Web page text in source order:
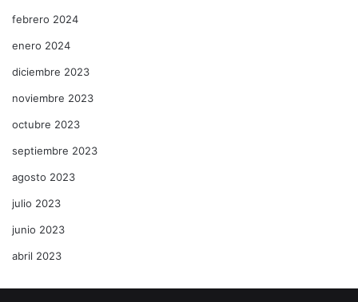
febrero 2024
enero 2024
diciembre 2023
noviembre 2023
octubre 2023
septiembre 2023
agosto 2023
julio 2023
junio 2023
abril 2023